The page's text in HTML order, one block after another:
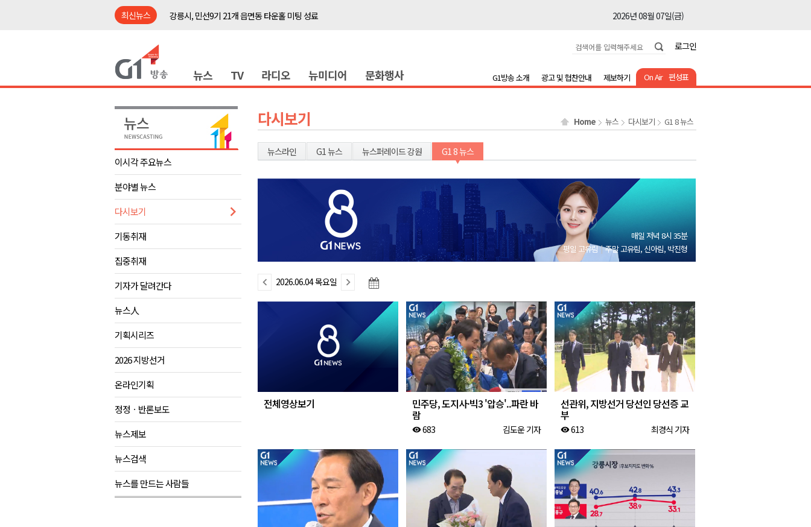
최신뉴스
민선9기 양양군 공약사업 추진 전략 보고회 개최
2026년 08월 07일(금)
<강원랜드> 마카오 카지노 "복합리조트로 진화 중"
2026년 08월 07일(금)
강릉시, 고유가 피해지원금 도내 지급액 1위
양양군, 피서지 계곡·하천 불법행위 집중 단속
2026년 08월 07일(금)
평창군 계촌5리 깡촌음악회 내일 개최
썩고, 무르고..농산물 피해 속출
2026년 08월 07일(금)
민선9기 양양군 공약사업 추진 전략 보고회 개최
2026년 08월 07일(금)
<강원랜드> 관광객이 인구 3배..싱가포르 복합리조트
2026년 08월 07일(금)
원공노, 업무추진비 논란 재정국장 직위해제 촉구
2026년 08월 07일(금)
양양군, 피서지 계곡·하천 불법행위 집중 단속
2026년 08월 07일(금)
평창군 계촌5리 깡촌음악회 내일 개최
2026년 08월 07일(금)
로그인
뉴스 TV 라디오 뉴미디어 문화행사 On Air 편성표
G1방송 소개 광고 및 협찬안내 제보하기
이시각 주요뉴스
분야별 뉴스
다시보기
기동취재
집중취재
기자가 달려간다
뉴스人
기획시리즈
2026 지방선거
온라인기획
정정ㆍ반론보도
뉴스제보
뉴스검색
뉴스를 만드는 사람들
다시보기 Home 뉴스 다시보기 G1 8 뉴스
뉴스라인 G1 뉴스 뉴스퍼레이드 강원 G1 8 뉴스
매일 저녁 8시 35분
평일 고유림
주말 고유림, 신아림, 박진형
이
2026.06.04 목요일
전체영상보기 민주당, 도지사·빅3 '압승'..파란 바
람
visibility683 김도운 기자
선관위, 지방선거 당선인 당선증 교
부
visibility613 최경식 기자